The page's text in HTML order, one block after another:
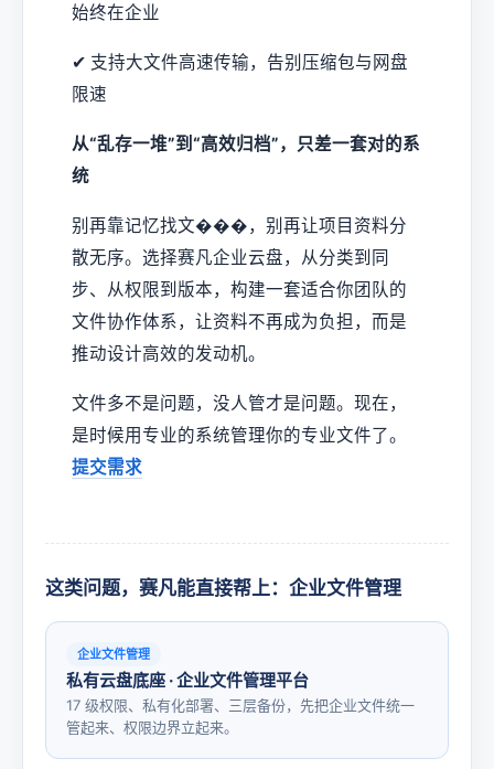
始终在企业
✔ 支持大文件高速传输，告别压缩包与网盘
限速
从“乱存一堆”到“高效归档”，只差一套对的系
统
别再靠记忆找文���，别再让项目资料分
散无序。选择赛凡企业云盘，从分类到同
步、从权限到版本，构建一套适合你团队的
文件协作体系，让资料不再成为负担，而是
推动设计高效的发动机。
文件多不是问题，没人管才是问题。现在，
是时候用专业的系统管理你的专业文件了。
提交需求
这类问题，赛凡能直接帮上：企业文件管理
企业文件管理
私有云盘底座 · 企业文件管理平台
17 级权限、私有化部署、三层备份，先把企业文件统一
管起来、权限边界立起来。